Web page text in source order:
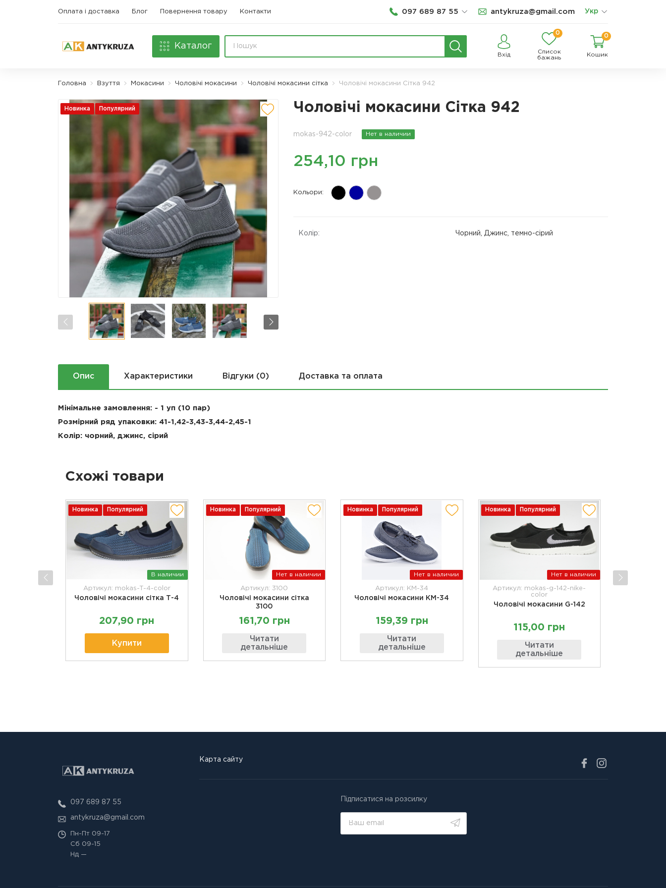
Оплата і доставка Блог Повернення товару Контакти 097 689 87 55 antykruza@gmail.com Укр
Каталог
Вхід
0
Список
бажань
0
Кошик
Головна Взуття Мокасини Чоловічі мокасини Чоловічі мокасини сітка Чоловічі мокасини Сітка 942
Новинка Популярний Чоловічі мокасини Сітка 942
mokas-942-color Нет в наличии
254,10 грн
Кольори:
Колір: Чорний, Джинс, темно-сірий
Опис Характеристики Відгуки (0) Доставка та оплата
Мінімальне замовлення: - 1 уп (10 пар)
Розмірний ряд упаковки: 41-1,42-3,43-3,44-2,45-1
Колір: чорний, джинс, сірий
Схожі товари
Новинка Популярний
В наличии
Артикул: mokas-T-4-color
Чоловічі мокасини сітка Т-4
207,90 грн
Купити
Новинка Популярний
Нет в наличии
Артикул: 3100
Чоловічі мокасини сітка
3100
161,70 грн
Читати
детальніше
Новинка Популярний
Нет в наличии
Артикул: KM-34
Чоловічі мокасини KM-34
159,39 грн
Читати
детальніше
Новинка Популярний
Нет в наличии
Артикул: mokas-g-142-nike-
color
Чоловічі мокасини G-142
115,00 грн
Читати
детальніше
097 689 87 55
antykruza@gmail.com
Пн-Пт 09-17
Сб 09-15
Нд —
Карта сайту
Підписатися на розсилку